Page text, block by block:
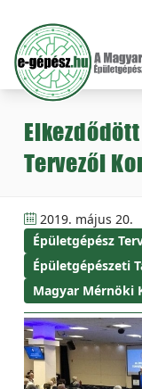
Tervezői
2019. május 20.
Épületgépész
Épületgépészeti
Magyar Mérnöki